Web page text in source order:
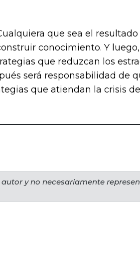
que sea el resultado
conocimiento. Y
que reduzcan los
será responsabilidad de
que atiendan la crisis del
y no necesariamente